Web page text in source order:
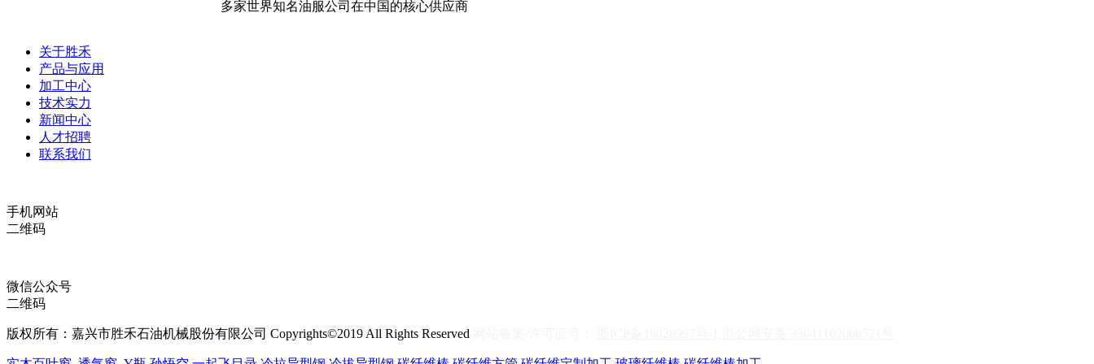
多家世界知名油服公司在中国的核心供应商
关于胜禾
产品与应用
加工中心
技术实力
新闻中心
人才招聘
联系我们
手机网站
二维码
微信公众号
二维码
版权所有：嘉兴市胜禾石油机械股份有限公司 Copyrights©2019 All Rights Reserved